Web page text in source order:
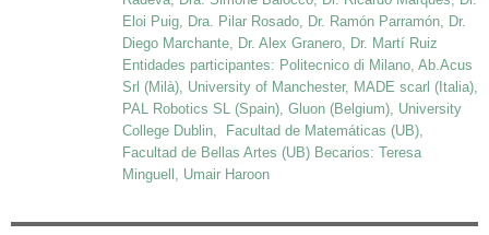
Eloi Puig, Dra. Pilar Rosado, Dr. Ramón Parramón, Dr.
Diego Marchante, Dr. Alex Granero, Dr. Martí Ruiz
Entidades participantes: Politecnico di Milano, Ab.Acus
Srl (Milà), University of Manchester, MADE scarl (Italia),
PAL Robotics SL (Spain), Gluon (Belgium), University
College Dublin, Facultad de Matemáticas (UB),
Facultad de Bellas Artes (UB) Becarios: Teresa
Minguell, Umair Haroon